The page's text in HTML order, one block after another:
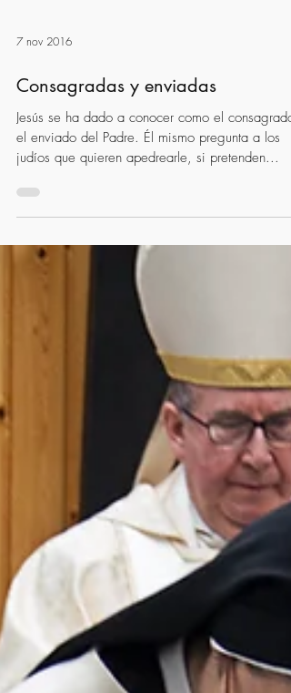
7 nov 2016
Consagradas y enviadas
Jesús se ha dado a conocer como el consagrado
el enviado del Padre. Él mismo pregunta a los